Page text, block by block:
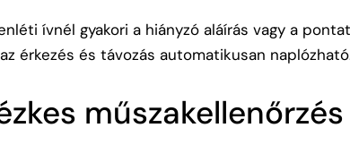
ívnél gyakori a hiányzó aláírás vagy a
érkezés és távozás automatikusan
műszakellenőrzés